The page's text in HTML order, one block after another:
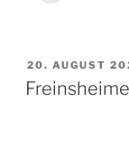
AM
20. AUGUST